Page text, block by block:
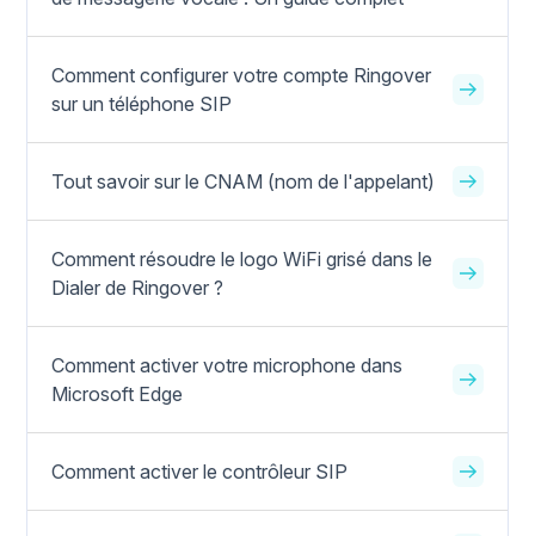
Comment configurer votre compte Ringover
sur un téléphone SIP
Tout savoir sur le CNAM (nom de l'appelant)
Comment résoudre le logo WiFi grisé dans le
Dialer de Ringover ?
Comment activer votre microphone dans
Microsoft Edge
Comment activer le contrôleur SIP